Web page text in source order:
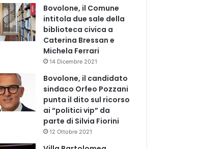
Bovolone, il Comune
intitola due sale della
biblioteca civica a
Caterina Bressan e
Michela Ferrari
14 Dicembre 2021
Bovolone, il candidato
sindaco Orfeo Pozzani
punta il dito sul ricorso
ai “politici vip” da
parte di Silvia Fiorini
12 Ottobre 2021